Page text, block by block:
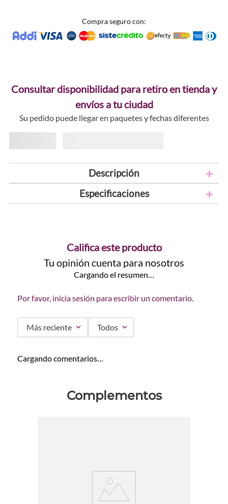
Compra seguro con:
Consultar disponibilidad para retiro en tienda y
envíos a tu ciudad
Su pedido puede llegar en paquetes y fechas diferentes
Descripción
Especificaciones
Califica este producto
Tu opinión cuenta para nosotros
Cargando el resumen…
Por favor, inicia sesión para escribir un comentario.
Más reciente Todos
Cargando comentarios…
Complementos